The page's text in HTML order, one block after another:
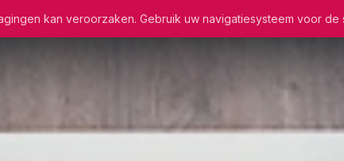
kan veroorzaken. Gebruik uw navigatiesysteem voor